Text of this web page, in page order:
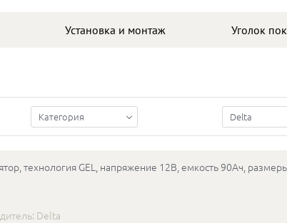
Установка и монтаж Уголок
Категория Delta
технология GEL, напряжение 12В, емкость 90Ач,
Delta